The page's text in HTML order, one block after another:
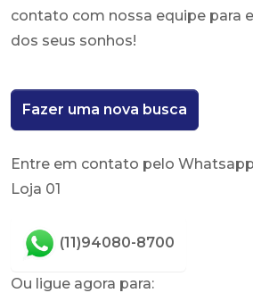
contato com nossa equipe para
dos seus sonhos!
Fazer uma nova busca
Entre em contato pelo
Loja 01
(11)94080-8700
Ou ligue agora para: